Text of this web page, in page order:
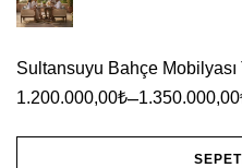
seçilebilir
birden
fazla
varyasyonu
Sultansuyu Bahçe Mobilyası
1.200.000,00₺–1.350.000,00